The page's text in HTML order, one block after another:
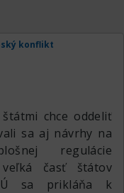
konflikt
chce oddeliť
sa aj návrhy na
regulácie
časť štátov
sa prikláňa k